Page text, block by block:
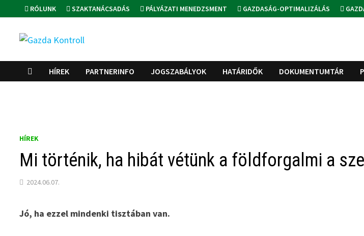
to
content
RÓLUNK SZAKTANÁCSADÁS PÁLYÁZATI MENEDZSMENT GAZDASÁG-OPTIMALIZÁLÁS
HÍREK PARTNERINFO JOGSZABÁLYOK HATÁRIDŐK DOKUMENTUMTÁR
HÍREK
Mi történik, ha hibát vétünk a földforgalmi a
2024.06.07.
Jó, ha ezzel mindenki tisztában van.